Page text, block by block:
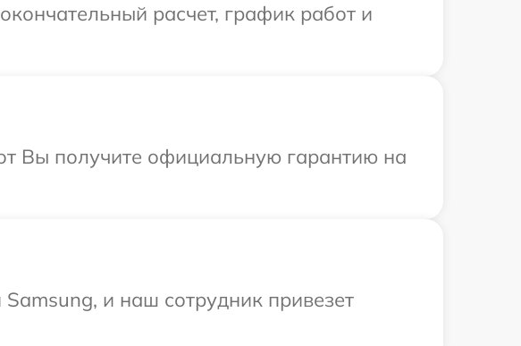
расчет, график работ и
Вы получите официальную гарантию на
и наш сотрудник привезет